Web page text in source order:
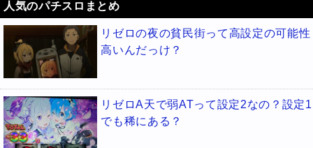
人気のパチスロまとめ
リゼロの夜の貧民街って高設定の可能性
高いんだっけ？
リゼロA天で弱ATって設定2なの？設定1
でも稀にある？